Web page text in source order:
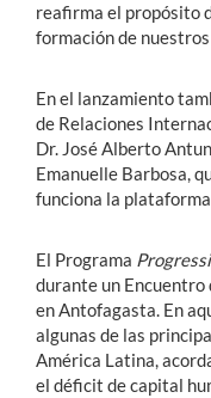
reafirma el propósito
formación de nuestros
En el lanzamiento
de Relaciones
Dr. José Alberto
Emanuelle Barbosa,
funciona la
El Programa
durante un Encuentro
en Antofagasta. En
algunas de las
América Latina,
el déficit de capital